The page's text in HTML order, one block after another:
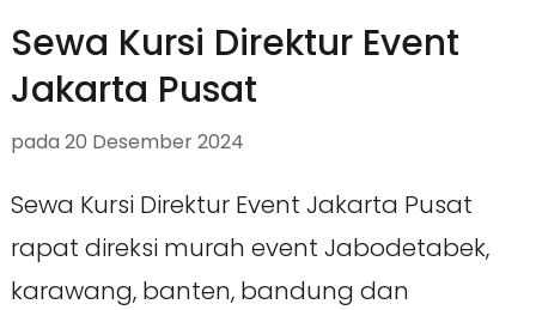
Sewa Kursi Direktur Event
Jakarta Pusat
pada 20 Desember 2024
Sewa Kursi Direktur Event Jakarta Pusat
rapat direksi murah event Jabodetabek,
karawang, banten, bandung dan